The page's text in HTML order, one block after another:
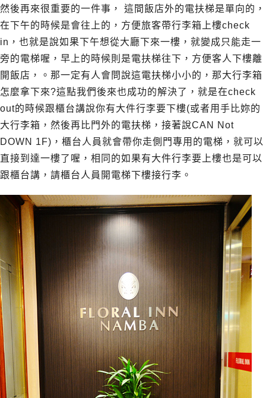
然後再來很重要的一件事， 這間飯店外的電扶梯是單向的，
在下午的時候是會往上的，方便旅客帶行李箱上樓check
in，也就是說如果下午想從大廳下來一樓，就變成只能走一
旁的電梯喔，早上的時候則是電扶梯往下，方便客人下樓離
開飯店，。那一定有人會問說這電扶梯小小的，那大行李箱
怎麼拿下來?這點我們後來也成功的解決了，就是在check
out的時候跟櫃台講說你有大件行李要下樓(或者用手比妳的
大行李箱，然後再比門外的電扶梯，接著說CAN Not
DOWN 1F)，櫃台人員就會帶你走側門專用的電梯，就可以
直接到達一樓了喔，相同的如果有大件行李要上樓也是可以
跟櫃台講，請櫃台人員開電梯下樓接行李。